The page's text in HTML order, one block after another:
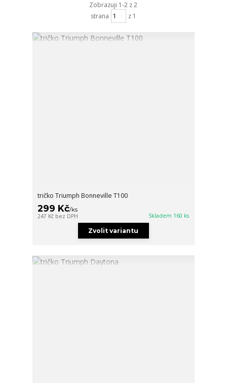
Zobrazuji 1-2 z 2
strana
z 1
tričko Triumph Bonneville T100
299 Kč/ks
247 Kč bez DPH Skladem 160 ks
Zvolit variantu